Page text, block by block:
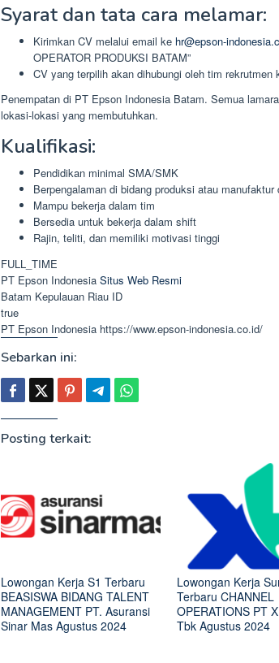
Syarat dan tata cara melamar:
Kirimkan CV melalui email ke hr@epson-
OPERATOR PRODUKSI BATAM”
CV yang terpilih akan dihubungi oleh tim rekrutmen
Penempatan di PT Epson Indonesia Batam. Semua
lokasi-lokasi yang membutuhkan.
Kualifikasi:
Pendidikan minimal SMA/SMK
Berpengalaman di bidang produksi atau manufaktur
Mampu bekerja dalam tim
Bersedia untuk bekerja dalam shift
Rajin, teliti, dan memiliki motivasi tinggi
FULL_TIME
PT Epson Indonesia Situs Web Resmi
Batam Kepulauan Riau ID
true
PT Epson Indonesia https://www.epson-indonesia.co.id/
Sebarkan ini:
Posting terkait:
Lowongan Kerja S1 Terbaru
BEASISWA BIDANG TALENT
MANAGEMENT PT. Asuransi
Sinar Mas Agustus 2024
Lowongan Kerja
Terbaru CHANNEL
OPERATIONS PT
Tbk Agustus 2024